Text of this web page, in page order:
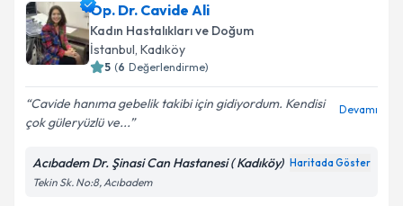
Op. Dr. Cavide Ali
Kadın Hastalıkları ve Doğum
İstanbul, Kadıköy
5 (6 Değerlendirme)
Cavide hanıma gebelik takibi için gidiyordum. Kendisi
çok güleryüzlü ve...
Devamı
Acıbadem Dr. Şinasi Can Hastanesi ( Kadıköy) Haritada Göster
Tekin Sk. No:8, Acıbadem